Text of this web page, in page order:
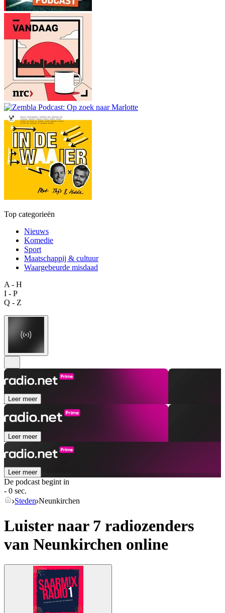
Top categorieën
Nieuws
Komedie
Sport
Maatschappij & cultuur
Waargebeurde misdaad
A - H
I - P
Q - Z
Leer meer
Leer meer
Leer meer
De podcast begint in
- 0 sec.
Steden Neunkirchen
Luister naar 7 radiozenders
van Neunkirchen online